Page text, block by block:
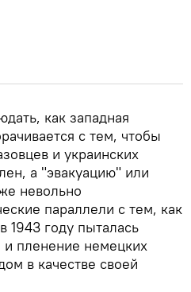
как западная
с тем, чтобы
и украинских
а "эвакуацию" или
невольно
параллели с тем, как
1943 году пыталась
и пленение немецких
в качестве своей